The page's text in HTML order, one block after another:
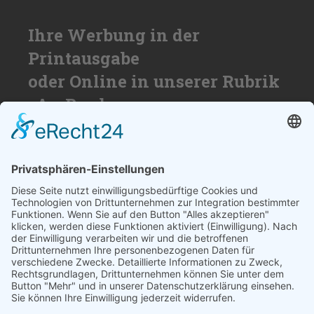
Ihre Werbung in der
Printausgabe
oder Online in unserer Rubrik
»An Bord«
Nutzen Sie die Reichweite von über
50.000 Haushalten für Ihren Erfolg. Wir
beraten Sie gerne und erstellen ihnen ein
individuelles Angebot.
SCHREIBEN SIE UNS